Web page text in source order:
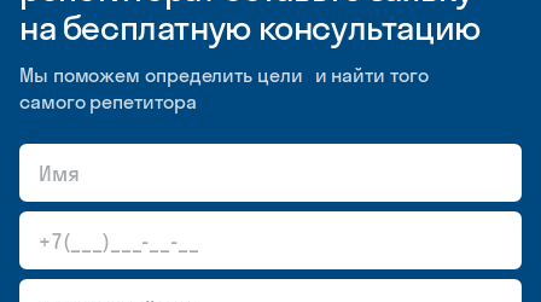
на бесплатную консультацию
Мы поможем определить цели и найти того
самого репетитора